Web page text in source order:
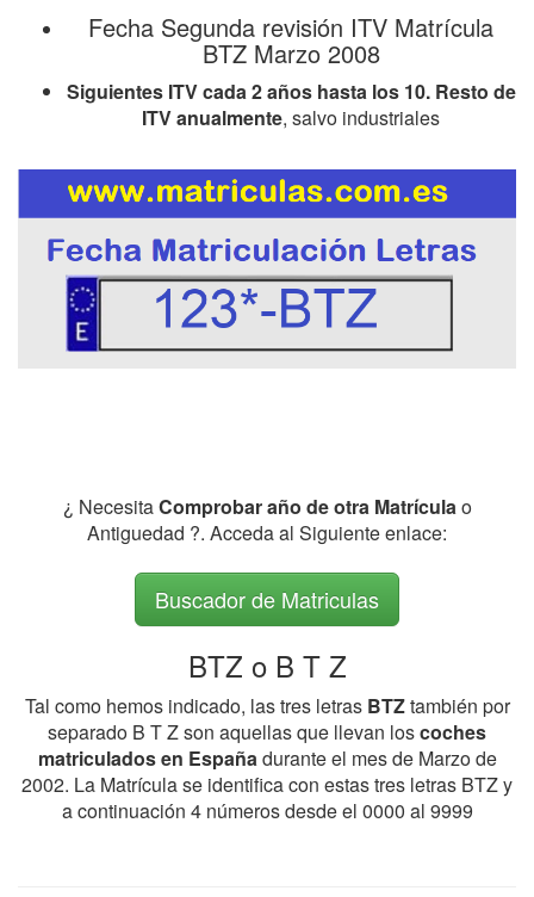
Fecha Segunda revisión ITV Matrícula
BTZ Marzo 2008
Siguientes ITV cada 2 años hasta los 10. Resto de
ITV anualmente, salvo industriales
¿ NecesitaComprobar año de otra Matrículao
Antiguedad ?. Acceda al Siguiente enlace:
Buscador de Matriculas
BTZ o B T Z
Tal como hemos indicado, las tres letras BTZtambién por
separado B T Z son aquellas que llevan loscoches
matriculados en Españadurante el mes de Marzo de
2002. La Matrícula se identifica con estas tres letras BTZ y
a continuación 4 números desde el 0000 al 9999